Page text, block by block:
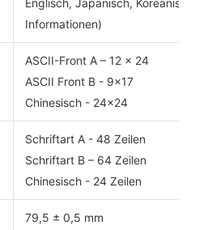
Informationen)
ASCII-Front A – 12 x 24
ASCII Front B - 9x17
Chinesisch - 24x24
Schriftart A - 48 Zeilen
Schriftart B – 64 Zeilen
Chinesisch - 24 Zeilen
79,5 ± 0,5 mm